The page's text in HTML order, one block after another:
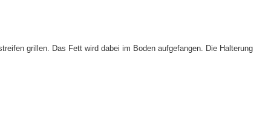
grillen. Das Fett wird dabei im Boden aufgefangen. Die Halterung